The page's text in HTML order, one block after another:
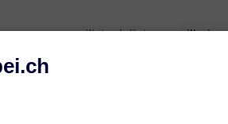
Weitere Indikationen: